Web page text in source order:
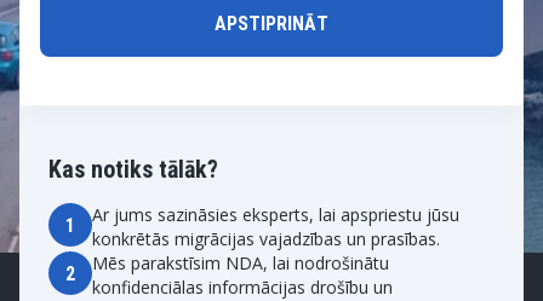
Kas notiks tālāk?
1
Ar jums sazināsies eksperts, lai apspriestu jūsu
konkrētās migrācijas vajadzības un prasības.
2
Mēs parakstīsim NDA, lai nodrošinātu
konfidenciālas informācijas drošību un